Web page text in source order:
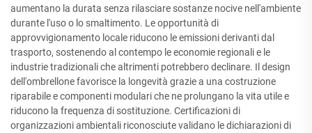
aumentano la durata senza rilasciare sostanze nocive nell'ambiente
durante l'uso o lo smaltimento. Le opportunità di
approvvigionamento locale riducono le emissioni derivanti dal
trasporto, sostenendo al contempo le economie regionali e le
industrie tradizionali che altrimenti potrebbero declinare. Il design
dell'ombrellone favorisce la longevità grazie a una costruzione
riparabile e componenti modulari che ne prolungano la vita utile e
riducono la frequenza di sostituzione. Certificazioni di
organizzazioni ambientali riconosciute validano le dichiarazioni di